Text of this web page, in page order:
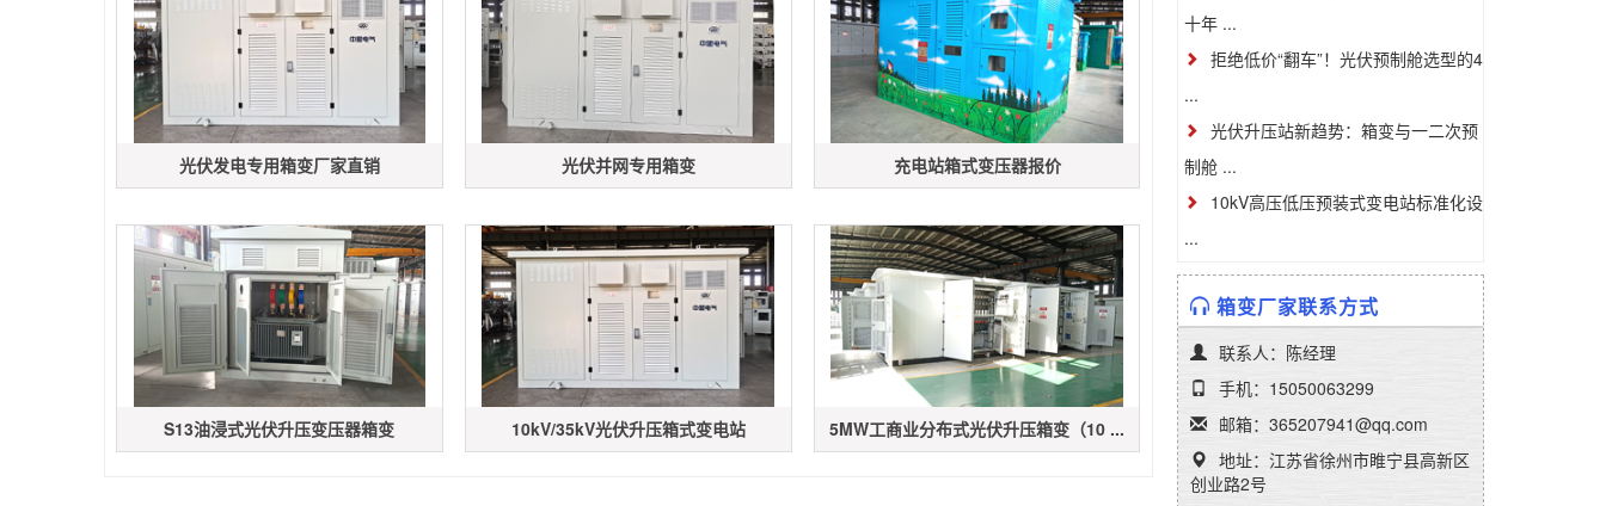
光伏发电专用箱变厂家直销 光伏并网专用箱变 充电站箱式变压器报价
S13油浸式光伏升压变压器箱变 10kV/35kV光伏升压箱式变电站 5MW工商业分布式光伏升压箱变（10 ...
十年 ...
拒绝低价“翻车”！光伏预制舱选型的4
...
光伏升压站新趋势：箱变与一二次预
制舱 ...
10kV高压低压预装式变电站标准化设
...
箱变厂家联系方式
联系人：陈经理
手机：15050063299
邮箱：365207941@qq.com
地址：江苏省徐州市睢宁县高新区
创业路2号